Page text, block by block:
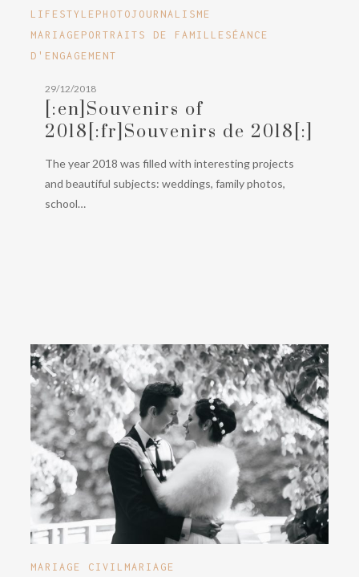
de
2018[:]
LIFESTYLE PHOTOJOURNALISME
MARIAGE PORTRAITS DE FAMILLE SÉANCE
D'ENGAGEMENT
29/12/2018
[:en]Souvenirs of
2018[:fr]Souvenirs de 2018[:]
The year 2018 was filled with interesting projects
and beautiful subjects: weddings, family photos,
school…
[:fr]Séance
MARIAGE CIVIL MARIAGE